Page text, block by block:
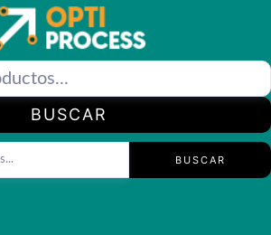
BUSCAR
BUSCAR